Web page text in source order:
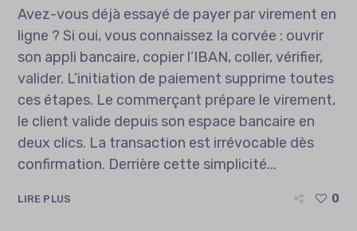
Avez-vous déjà essayé de payer par virement en
ligne ? Si oui, vous connaissez la corvée : ouvrir
son appli bancaire, copier l’IBAN, coller, vérifier,
valider. L’initiation de paiement supprime toutes
ces étapes. Le commerçant prépare le virement,
le client valide depuis son espace bancaire en
deux clics. La transaction est irrévocable dès
confirmation. Derrière cette simplicité...
LIRE PLUS 0